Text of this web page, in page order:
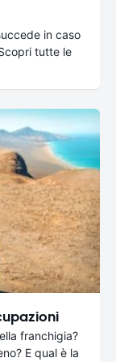
in caso
tutte le
franchigia?
E qual è la